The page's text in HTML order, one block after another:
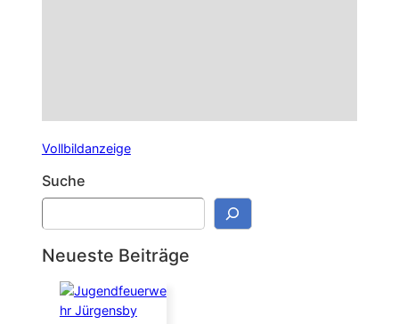
Vollbildanzeige
Suche
S
u
c
hNeueste Beiträge